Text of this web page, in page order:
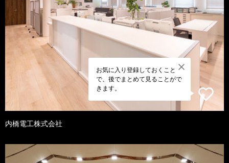
お気に入り登録しておくこと
で、後でまとめて見ることがで
きます。
内橋電工株式会社